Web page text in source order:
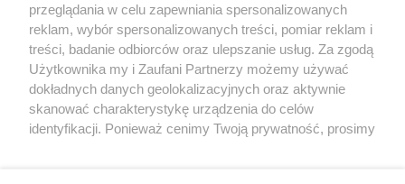
Nie zapomnij
zapoznać się z:
polityką prywatności regulamin korzystania z portali
Twojemiasto
Piekary Śląskie
Chorzów
Tarnowskie Góry
Skontaktuj sięz nami
Kontakt
Wydawca
Pogoda
przeglądania w celu zapewniania spersonalizowanych
reklam, wybór spersonalizowanych treści, pomiar reklam i
treści, badanie odbiorców oraz ulepszanie usług. Za zgodą
Użytkownika my i Zaufani Partnerzy możemy używać
dokładnych danych geolokalizacyjnych oraz aktywnie
skanować charakterystykę urządzenia do celów
identyfikacji. Ponieważ cenimy Twoją prywatność, prosimy